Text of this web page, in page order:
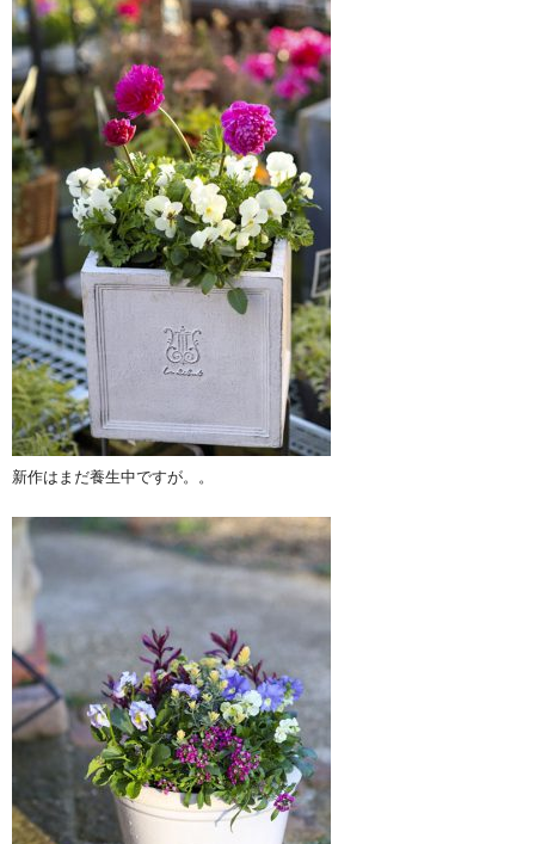
新作はまだ養生中ですが。。